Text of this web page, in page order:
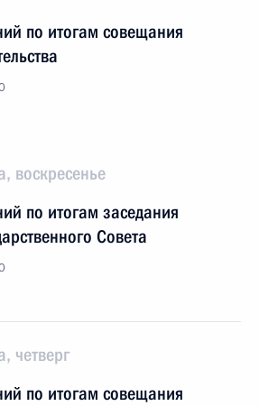
по итогам совещания
воскресенье
по итогам заседания
Совета
четверг
по итогам совещания